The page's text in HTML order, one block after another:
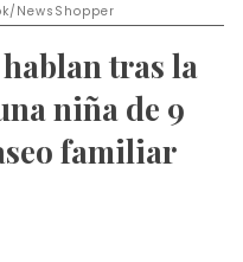
NewsShopper
tras la
niña de 9
familiar